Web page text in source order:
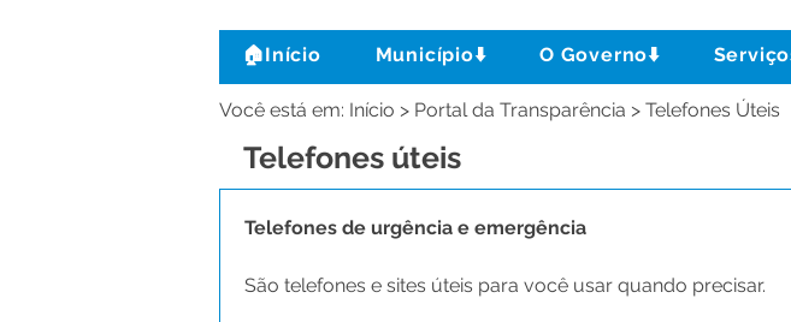
🏠Início Município⬇️ O Governo⬇️
Você está em: Início > Portal da Transparência > Telefones Úteis
Telefones úteis
Telefones de urgência e emergência
São telefones e sites úteis para você usar quando precisar.